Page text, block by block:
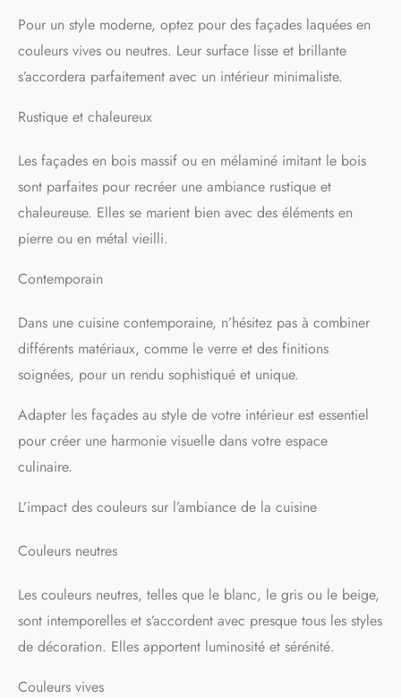
Pour un style moderne, optez pour des façades laquées en
couleurs vives ou neutres. Leur surface lisse et brillante
s’accordera parfaitement avec un intérieur minimaliste.
Rustique et chaleureux
Les façades en bois massif ou en mélaminé imitant le bois
sont parfaites pour recréer une ambiance rustique et
chaleureuse. Elles se marient bien avec des éléments en
pierre ou en métal vieilli.
Contemporain
Dans une cuisine contemporaine, n’hésitez pas à combiner
différents matériaux, comme le verre et des finitions
soignées, pour un rendu sophistiqué et unique.
Adapter les façades au style de votre intérieur est essentiel
pour créer une harmonie visuelle dans votre espace
culinaire.
L’impact des couleurs sur l’ambiance de la cuisine
Couleurs neutres
Les couleurs neutres, telles que le blanc, le gris ou le beige,
sont intemporelles et s’accordent avec presque tous les styles
de décoration. Elles apportent luminosité et sérénité.
Couleurs vives